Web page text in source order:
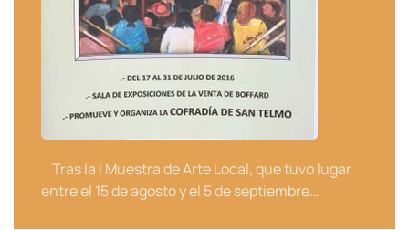
Tras la I Muestra de Arte Local, que tuvo lugar
entre el 15 de agosto y el 5 de septiembre…